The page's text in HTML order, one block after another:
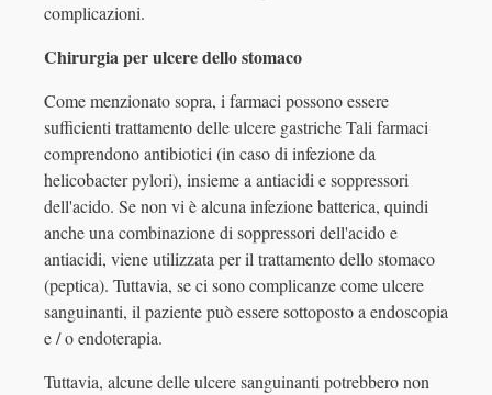
complicazioni.
Chirurgia per ulcere dello stomaco
Come menzionato sopra, i farmaci possono essere
sufficienti trattamento delle ulcere gastriche Tali farmaci
comprendono antibiotici (in caso di infezione da
helicobacter pylori), insieme a antiacidi e soppressori
dell'acido. Se non vi è alcuna infezione batterica, quindi
anche una combinazione di soppressori dell'acido e
antiacidi, viene utilizzata per il trattamento dello stomaco
(peptica). Tuttavia, se ci sono complicanze come ulcere
sanguinanti, il paziente può essere sottoposto a endoscopia
e / o endoterapia.
Tuttavia, alcune delle ulcere sanguinanti potrebbero non